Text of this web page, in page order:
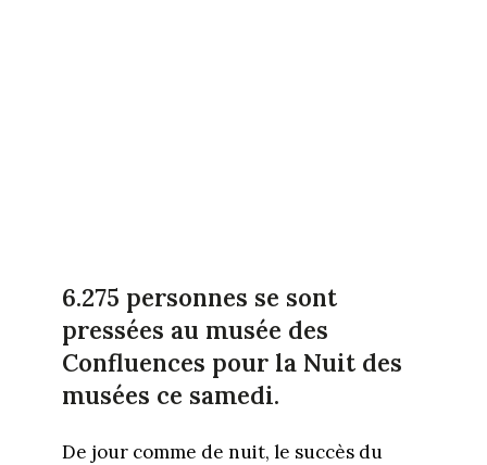
6.275 personnes se sont
pressées au musée des
Confluences pour la Nuit des
musées ce samedi.
De jour comme de nuit, le succès du